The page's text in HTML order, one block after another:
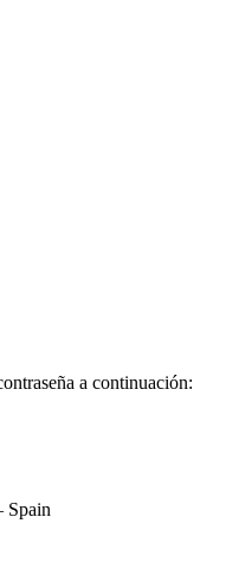
a continuación:
Spain